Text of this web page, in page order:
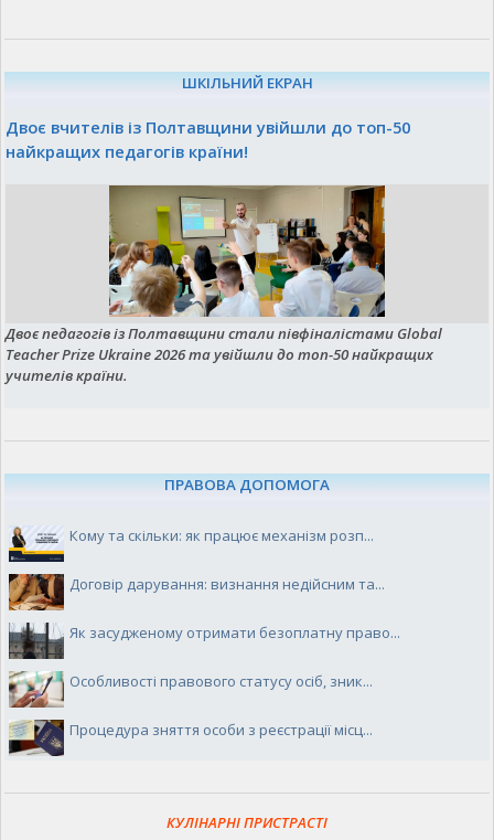
ШКІЛЬНИЙ ЕКРАН
Двоє вчителів із Полтавщини увійшли до топ-50
найкращих педагогів країни!
Двоє педагогів із Полтавщини стали півфіналістами Global
Teacher Prize Ukraine 2026 та увійшли до топ-50 найкращих
учителів країни.
ПРАВОВА ДОПОМОГА
Кому та скільки: як працює механізм розп...
Договір дарування: визнання недійсним та...
Як засудженому отримати безоплатну право...
Особливості правового статусу осіб, зник...
Процедура зняття особи з реєстрації місц...
КУЛІНАРНІ ПРИСТРАСТІ